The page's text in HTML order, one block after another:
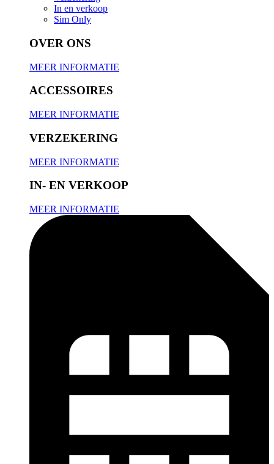
In en verkoop
Sim Only
OVER ONS
MEER INFORMATIE
ACCESSOIRES
MEER INFORMATIE
VERZEKERING
MEER INFORMATIE
IN- EN VERKOOP
MEER INFORMATIE